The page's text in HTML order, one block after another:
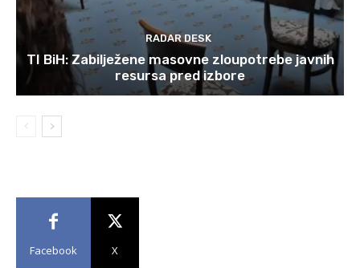
RADAR DESK
TI BiH: Zabilježene masovne zloupotrebe javnih
resursa pred izbore
Facebook X